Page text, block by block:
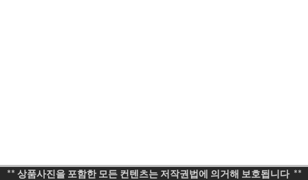
** 상품사진을 포함한 모든 컨텐츠는 저작권법에 의거해 보호됩니다 **